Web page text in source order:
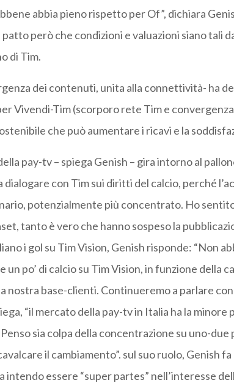
abbia pieno rispetto per Of”, dichiara
patto però che condizioni e valuazioni siano tali
di Tim.
dei contenuti, unita alla connettività- ha
Vivendi-Tim (scorporo rete Tim e
che può aumentare i ricavi e la
pay-tv – spiega Genish – gira intorno al
dialogare con Tim sui diritti del calcio, perché
potenzialmente più concentrato. Ho
tanto è vero che hanno sospeso la
i gol su Tim Vision, Genish risponde: “Non
un po’ di calcio su Tim Vision, in funzione della
nostra base-clienti. Continueremo a parlare
“il mercato della pay-tv in Italia ha la
sia colpa della concentrazione su uno-
il cambiamento”. sul suo ruolo, Genish
intendo essere “super partes” nell’interesse